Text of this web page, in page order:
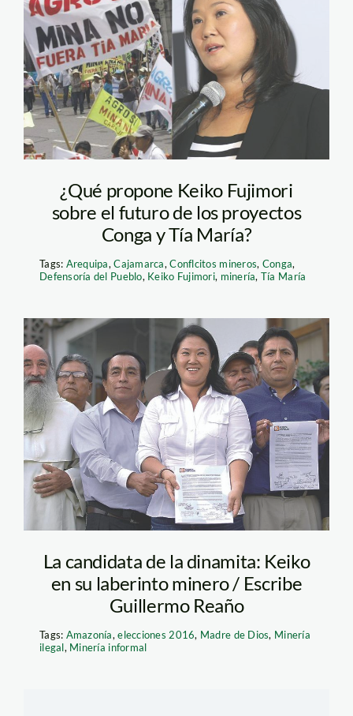
conga y tía maría
¿Qué propone Keiko Fujimori
sobre el futuro de los proyectos
Conga y Tía María?
Tags: Arequipa,Cajamarca,Conflcitos mineros, Conga,
Defensoría del Pueblo, Keiko Fujimori, minería, Tía María
keiko – radio exitosa
La candidata de la dinamita: Keiko
en su laberinto minero / Escribe
Guillermo Reaño
Tags: Amazonía,elecciones 2016, Madre de Dios, Minería
ilegal, Minería informal